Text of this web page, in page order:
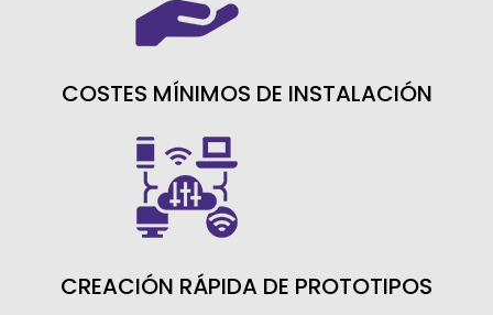
COSTES MÍNIMOS DE INSTALACIÓN
CREACIÓN RÁPIDA DE PROTOTIPOS